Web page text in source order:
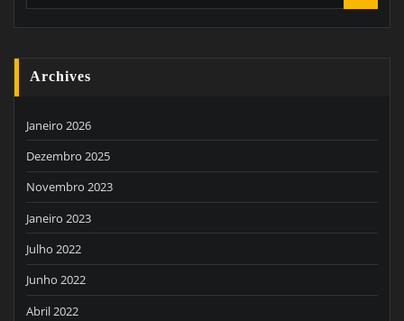
Archives
Janeiro 2026
Dezembro 2025
Novembro 2023
Janeiro 2023
Julho 2022
Junho 2022
Abril 2022